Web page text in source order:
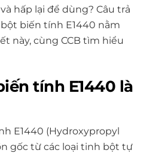
hấp lại để dùng? Câu trả
biến tính E1440 nằm
này, cùng CCB tìm hiểu
tính E1440 là
E1440 (Hydroxypropyl
gốc từ các loại tinh bột tự